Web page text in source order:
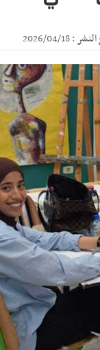
04/18